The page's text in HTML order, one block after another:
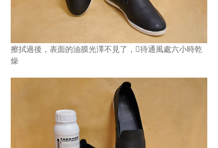
擦拭過後，表面的油膜光澤不見了，待通風處六小時乾
燥